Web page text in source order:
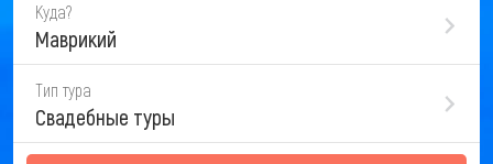
Куда?
Маврикий
Тип тура
Свадебные туры